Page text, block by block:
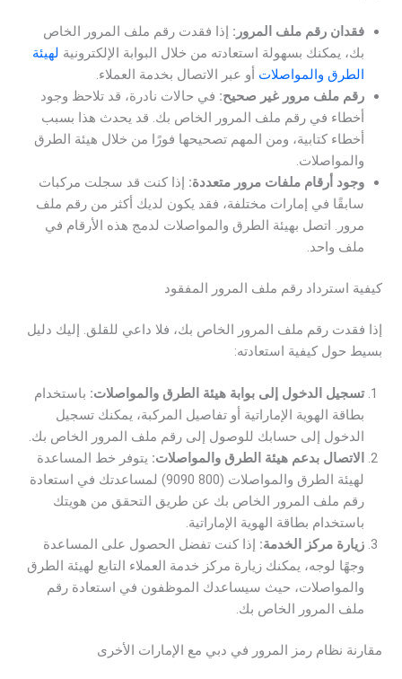
فقدان رقم ملف المرور: إذا فقدت رقم ملف المرور الخاص
بك، يمكنك بسهولة استعادته من خلال البوابة الإلكترونية لهيئة
الطرق والمواصلات أو عبر الاتصال بخدمة العملاء.
رقم ملف مرور غير صحيح: في حالات نادرة، قد تلاحظ وجود
أخطاء في رقم ملف المرور الخاص بك. قد يحدث هذا بسبب
أخطاء كتابية، ومن المهم تصحيحها فورًا من خلال هيئة الطرق
والمواصلات.
وجود أرقام ملفات مرور متعددة: إذا كنت قد سجلت مركبات
سابقًا في إمارات مختلفة، فقد يكون لديك أكثر من رقم ملف
مرور. اتصل بهيئة الطرق والمواصلات لدمج هذه الأرقام في
ملف واحد.
كيفية استرداد رقم ملف المرور المفقود
إذا فقدت رقم ملف المرور الخاص بك، فلا داعي للقلق. إليك دليل
بسيط حول كيفية استعادته:
تسجيل الدخول إلى بوابة هيئة الطرق والمواصلات: باستخدام
بطاقة الهوية الإماراتية أو تفاصيل المركبة، يمكنك تسجيل
الدخول إلى حسابك للوصول إلى رقم ملف المرور الخاص بك.
الاتصال بدعم هيئة الطرق والمواصلات: يتوفر خط المساعدة
لهيئة الطرق والمواصلات (800 9090) لمساعدتك في استعادة
رقم ملف المرور الخاص بك عن طريق التحقق من هويتك
باستخدام بطاقة الهوية الإماراتية.
زيارة مركز الخدمة: إذا كنت تفضل الحصول على المساعدة
وجهًا لوجه، يمكنك زيارة مركز خدمة العملاء التابع لهيئة الطرق
والمواصلات، حيث سيساعدك الموظفون في استعادة رقم
ملف المرور الخاص بك.
مقارنة نظام رمز المرور في دبي مع الإمارات الأخرى